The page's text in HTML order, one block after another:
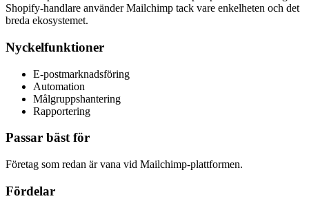
Shopify-handlare använder Mailchimp tack vare enkelheten och det
breda ekosystemet.
Nyckelfunktioner
E-postmarknadsföring
Automation
Målgruppshantering
Rapportering
Passar bäst för
Företag som redan är vana vid Mailchimp-plattformen.
Fördelar